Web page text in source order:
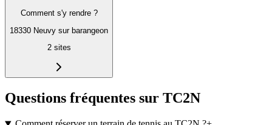
Comment s'y rendre ?
18330 Neuvy sur barangeon
2sites
Questions fréquentes sur TC2N